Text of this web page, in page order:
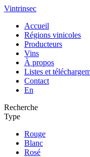
Vintrinsec
Accueil
Régions vinicoles
Producteurs
Vins
À propos
Listes et
Contact
En
Recherche
Type
Rouge
Blanc
Rosé